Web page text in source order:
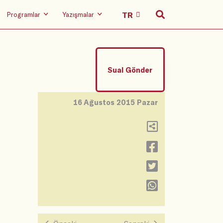
Programlar Yazışmalar
Sual Gönder
16 Ağustos 2015 Pazar